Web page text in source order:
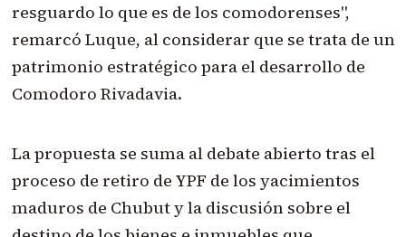
resguardo lo que es de los comodorenses",
remarcó Luque, al considerar que se trata de un
patrimonio estratégico para el desarrollo de
Comodoro Rivadavia.
La propuesta se suma al debate abierto tras el
proceso de retiro de YPF de los yacimientos
maduros de Chubut y la discusión sobre el